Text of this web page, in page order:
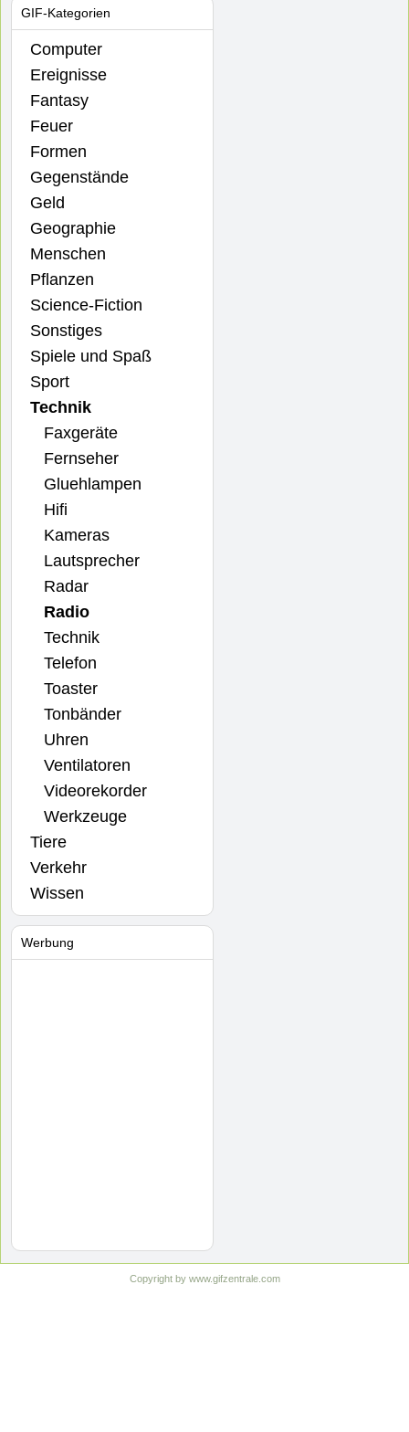
GIF-Kategorien
Computer
Ereignisse
Fantasy
Feuer
Formen
Gegenstände
Geld
Geographie
Menschen
Pflanzen
Science-Fiction
Sonstiges
Spiele und Spaß
Sport
Technik
Faxgeräte
Fernseher
Gluehlampen
Hifi
Kameras
Lautsprecher
Radar
Radio
Technik
Telefon
Toaster
Tonbänder
Uhren
Ventilatoren
Videorekorder
Werkzeuge
Tiere
Verkehr
Wissen
Werbung
Copyright by www.gifzentrale.com